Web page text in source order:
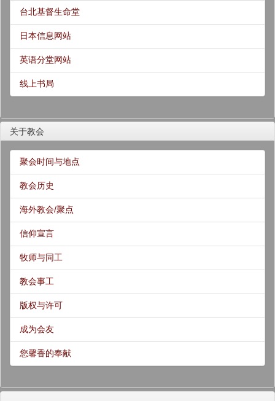
台北基督生命堂
日本信息网站
英语分堂网站
线上书局
关于教会
聚会时间与地点
教会历史
海外教会/聚点
信仰宣言
牧师与同工
教会事工
版权与许可
成为会友
您馨香的奉献